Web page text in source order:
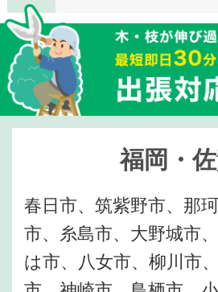
福岡・
春日市、筑紫野市、那
市、糸島市、大野城市
は市、八女市、柳川市